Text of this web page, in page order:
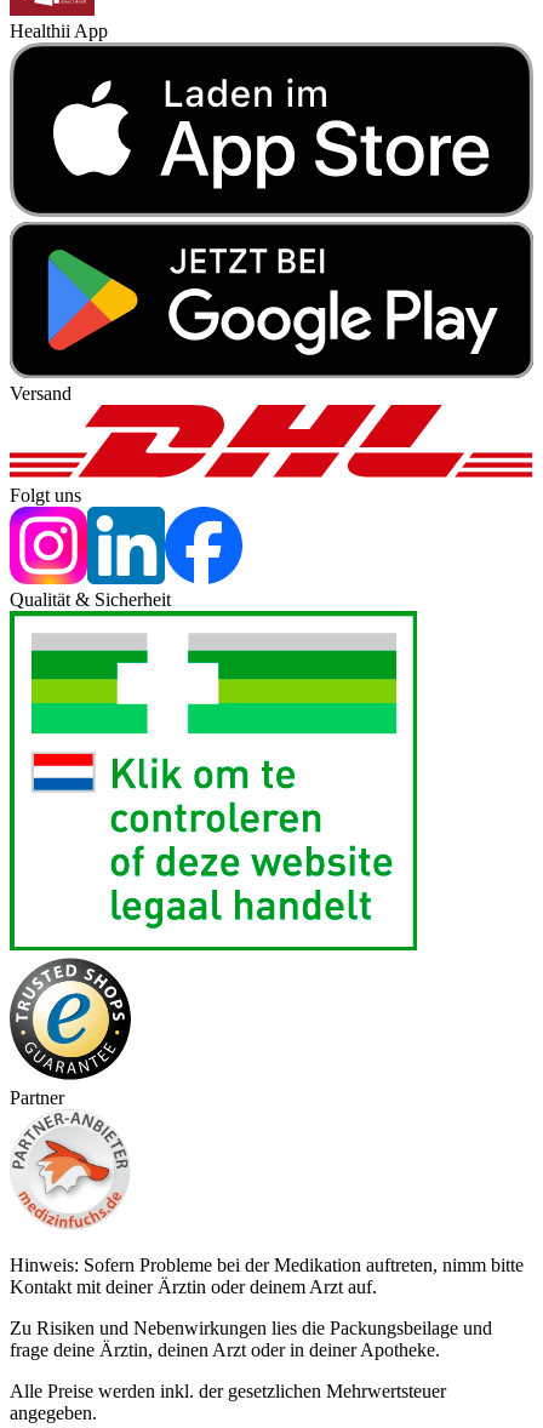
Healthii App
Versand
Folgt uns
Qualität & Sicherheit
Partner
Hinweis: Sofern Probleme bei der Medikation auftreten, nimm bitte
Kontakt mit deiner Ärztin oder deinem Arzt auf.
Zu Risiken und Nebenwirkungen lies die Packungsbeilage und
frage deine Ärztin, deinen Arzt oder in deiner Apotheke.
Alle Preise werden inkl. der gesetzlichen Mehrwertsteuer
angegeben.